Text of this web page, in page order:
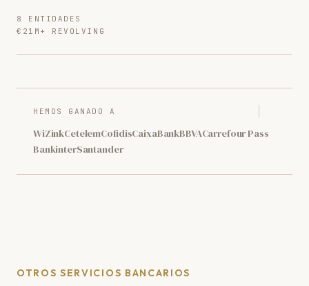
8 ENTIDADES
€21M+ REVOLVING
HEMOS GANADO A
WiZinkCetelemCofidisCaixaBankBBVACarrefour Pass
BankinterSantander
OTROS SERVICIOS BANCARIOS